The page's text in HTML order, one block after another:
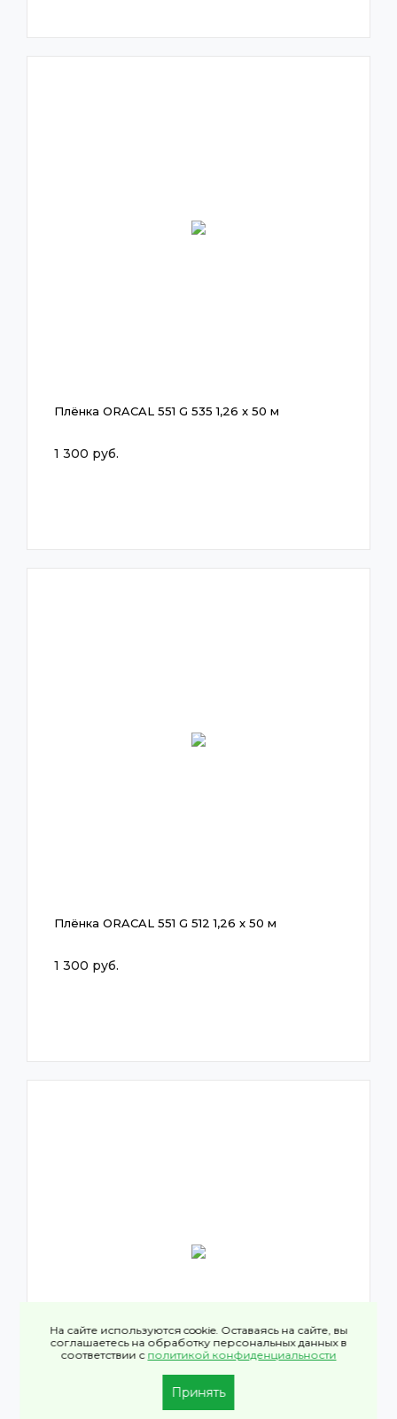
Плёнка ORACAL 551 G 535 1,26 x 50 м
1 300 руб.
Плёнка ORACAL 551 G 512 1,26 x 50 м
1 300 руб.
На сайте используются cookie. Оставаясь на сайте, вы
соглашаетесь на обработку персональных данных в
соответствии с политикой конфиденциальности
Принять